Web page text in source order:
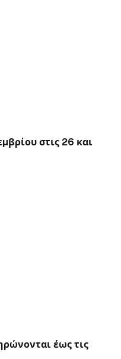
στις 26 και
έως τις